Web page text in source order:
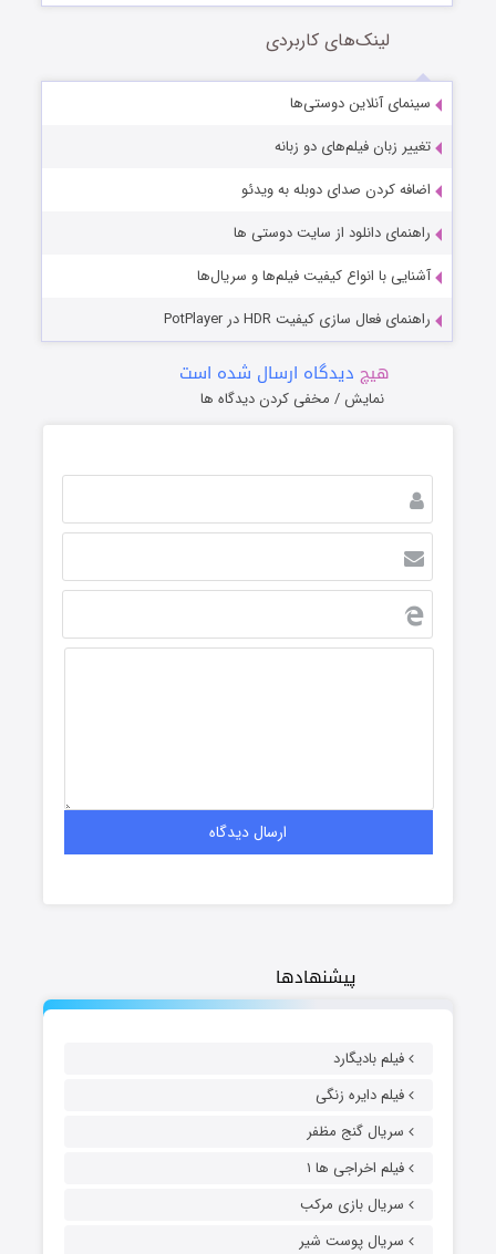
پیشنهادها
فیلم بادیگارد
فیلم دایره زنگی
سریال گنج مظفر
فیلم اخراجی ها ۱
سریال بازی مرکب
سریال پوست شیر
لینک‌های کاربردی
سینمای آنلاین دوستی‌ها
تغییر زبان فیلم‌های دو زبانه
اضافه کردن صدای دوبله به ویدئو
راهنمای دانلود از سایت دوستی ها
آشنایی با انواع کیفیت فیلم‌ها و سریال‌ها
راهنمای فعال سازی کیفیت HDR در PotPlayer
هیچ دیدگاه ارسال شده است
نمایش / مخفی کردن دیدگاه ها